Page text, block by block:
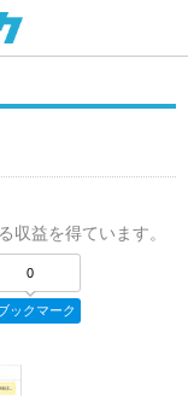
益を得ています。
0
ックマーク